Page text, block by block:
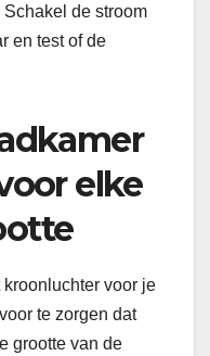
de stroom
en test of de
elke
voor je
te zorgen dat
grootte van de